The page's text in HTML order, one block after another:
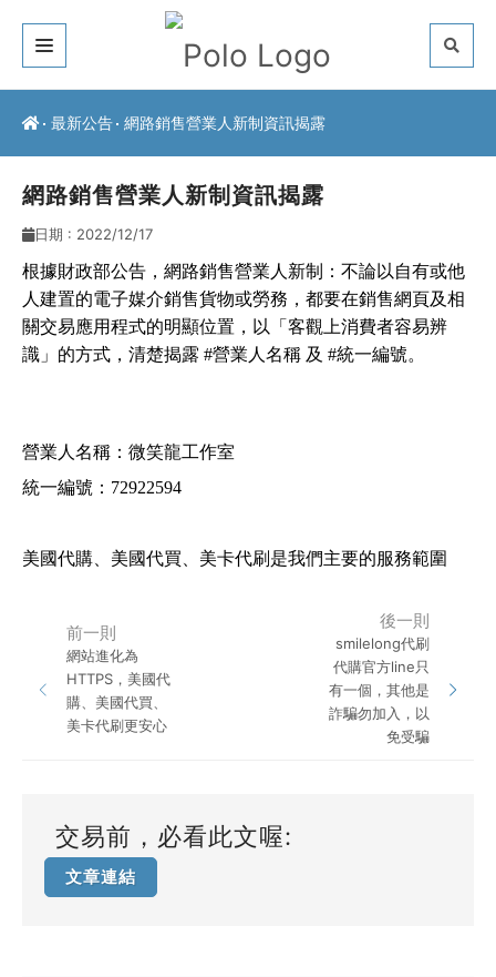
關於我們
常見問題
最新公告
聯絡方式
最新公告 網路銷售營業人新制資訊揭露
網路銷售營業人新制資訊揭露
日期 : 2022/12/17
根據財政部公告，網路銷售營業人新制：不論以自有或他
人建置的電子媒介銷售貨物或勞務，都要在銷售網頁及相
關交易應用程式的明顯位置，以「客觀上消費者容易辨
識」的方式，清楚揭露 #營業人名稱 及 #統一編號。
營業人名稱： 微笑龍工作室
統一編號：72922594
美國代購 美國代買 美卡代刷 是我們主要的服務範圍
前一則
網站進化為
HTTPS，美國代
購、美國代買、
美卡代刷更安心
後一則
smilelong代刷
代購官方line只
有一個，其他是
詐騙勿加入，以
免受騙
交易前，必看此文喔:
文章連結